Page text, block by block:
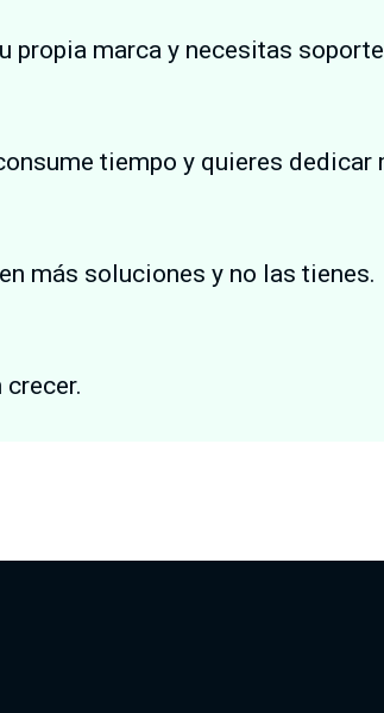
propia marca y necesitas
tiempo y quieres
más soluciones y no las tienes.
crecer.